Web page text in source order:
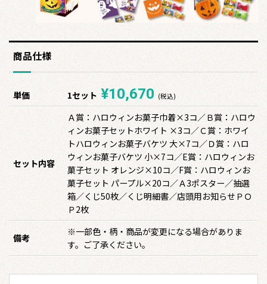
商品仕様
単価 1セット ¥10,670 (税込)
セット内容
Ａ賞：ハロウィンお菓子巾着×3コ／Ｂ賞：ハロウ
ィンお菓子セットホワイト ×3コ／Ｃ賞：ホワイ
トハロウィンお菓子バケツ 大×7コ／Ｄ賞：ハロ
ウィンお菓子バケツ 小×7コ／E賞：ハロウィンお
菓子セット オレンジ×10コ／F賞：ハロウィンお
菓子セット パープル×20コ／Ａ3ポスター／抽選
箱／くじ50枚／くじ明細書／店頭用お知らせＰＯ
Ｐ2枚
備考
※一部色・柄・商品が変更になる場合がありま
す。ご了承ください。